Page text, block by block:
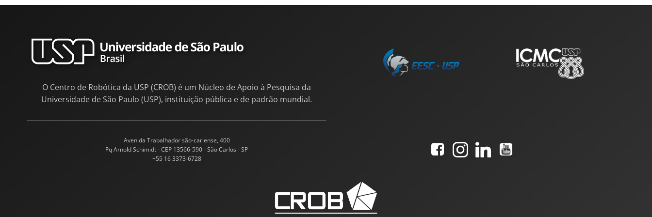
O Centro de Robótica da USP (CROB) é um Núcleo de Apoio à Pesquisa da
Universidade de São Paulo (USP), instituição pública e de padrão mundial.
Avenida Trabalhador são-carlense, 400
Pq Arnold Schimidt - CEP 13566-590 - São Carlos - SP
+55 16 3373-6728